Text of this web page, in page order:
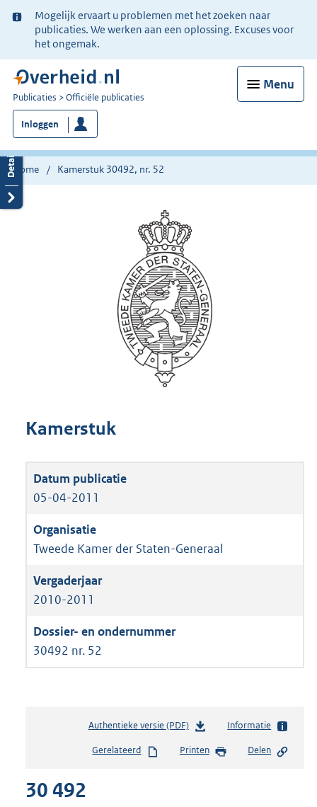
Ter
informatie:
Mogelijk ervaart u problemen met het zoeken naar
publicaties. We werken aan een oplossing. Excuses voor
het ongemak.
Menu
U
bent
nu
hier:
Publicaties Officiële publicaties
Inloggen
Home Kamerstuk 30492, nr. 52
Kamerstuk
05-04-2011
Tweede Kamer der Staten-Generaal
2010-2011
30492 nr. 52
Authentieke versie (PDF)b
s
Informatie
Gerelateerd Printen Delen
30 492